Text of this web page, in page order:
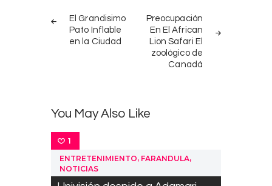
navigation
POST
El Grandisimo
Pato Inflable
en la Ciudad
Preocupación
En El African
Lion Safari El
zoológico de
Canadá
You May Also Like
1
ENTRETENIMIENTO, FARANDULA,
NOTICIAS